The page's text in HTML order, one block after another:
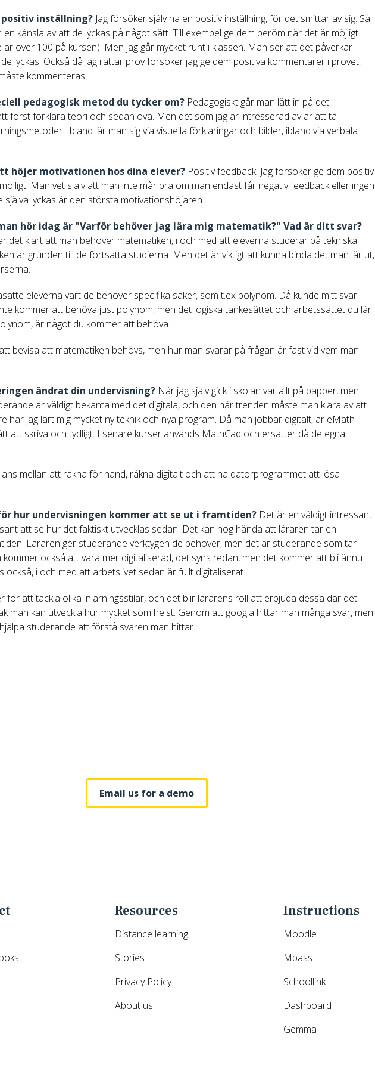
positiv inställning? Jag försöker själv ha en positiv inställning, för det smittar av sig. Så
känsla av att de lyckas på något sätt. Till exempel ge dem beröm när det är möjligt
är över 100 på kursen). Men jag går mycket runt i klassen. Man ser att det påverkar
lyckas. Också då jag rättar prov försöker jag ge dem positiva kommentarer i provet, i
kommenteras.
pedagogisk metod du tycker om? Pedagogiskt går man lätt in på det
först förklara teori och sedan öva. Men det som jag är intresserad av är att ta i
Ibland lär man sig via visuella förklaringar och bilder, ibland via verbala
höjer motivationen hos dina elever? Positiv feedback. Jag försöker ge dem positiv
Man vet själv att man inte mår bra om man endast får negativ feedback eller ingen
själva lyckas är den största motivationshöjaren.
hör idag är "Varför behöver jag lära mig matematik?" Vad är ditt svar?
det klart att man behöver matematiken, i och med att eleverna studerar på tekniska
är grunden till de fortsatta studierna. Men det är viktigt att kunna binda det man lär ut,
eleverna vart de behöver specifika saker, som t.ex polynom. Då kunde mitt svar
kommer att behöva just polynom, men det logiska tankesättet och arbetssättet du lär
är något du kommer att behöva.
bevisa att matematiken behövs, men hur man svarar på frågan är fast vid vem man
ändrat din undervisning? När jag själv gick i skolan var allt på papper, men
är väldigt bekanta med det digitala, och den här trenden måste man klara av att
har jag lärt mig mycket ny teknik och nya program. Då man jobbar digitalt, är eMath
att skriva och tydligt. I senare kurser används MathCad och ersätter då de egna
mellan att räkna för hand, räkna digitalt och att ha datorprogrammet att lösa
hur undervisningen kommer att se ut i framtiden? Det är en väldigt intressant
att se hur det faktiskt utvecklas sedan. Det kan nog hända att läraren tar en
Läraren ger studerande verktygen de behöver, men det är studerande som tar
kommer också att vara mer digitaliserad, det syns redan, men det kommer att bli ännu
också, i och med att arbetslivet sedan är fullt digitaliserat.
för att tackla olika inlärningsstilar, och det blir lärarens roll att erbjuda dessa där det
man kan utveckla hur mycket som helst. Genom att googla hittar man många svar, men
studerande att förstå svaren man hittar.
Email us for a demo
Resources
Distance learning
Stories
Privacy Policy
About us
Instructions
Moodle
Mpass
Schoollink
Dashboard
Gemma